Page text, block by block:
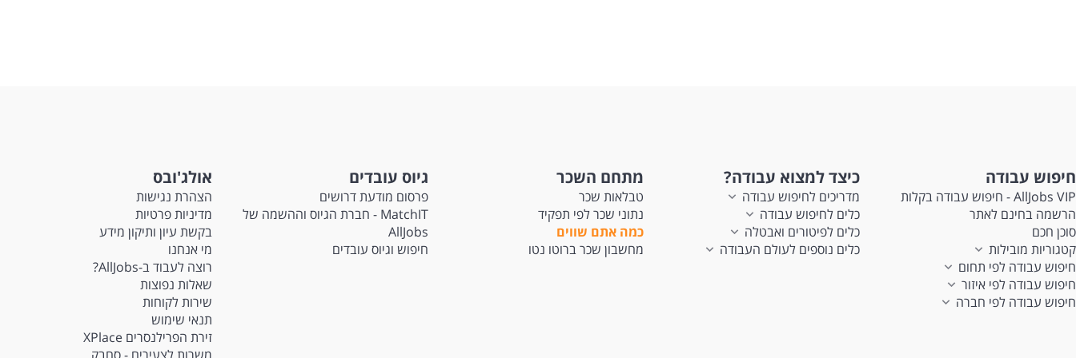
חיפוש עבודה
AllJobs VIP - חיפוש עבודה בקלות
הרשמה בחינם לאתר
סוכן חכם
קטגוריות מובילות
חיפוש עבודה לפי תחום
חיפוש עבודה לפי איזור
חיפוש עבודה לפי חברה
כיצד למצוא עבודה?
מדריכים לחיפוש עבודה
כלים לחיפוש עבודה
כלים לפיטורים ואבטלה
כלים נוספים לעולם העבודה
מתחם השכר
טבלאות שכר
נתוני שכר לפי תפקיד
כמה אתם שווים
מחשבון שכר ברוטו נטו
גיוס עובדים
פרסום מודעת דרושים
MatchIT - חברת הגיוס וההשמה של
AllJobs
חיפוש וגיוס עובדים
אולג'ובס
הצהרת נגישות
מדיניות פרטיות
בקשת עיון ותיקון מידע
מי אנחנו
רוצה לעבוד ב-AllJobs?
שאלות נפוצות
שירות לקוחות
תנאי שימוש
זירת הפרילנסרים XPlace